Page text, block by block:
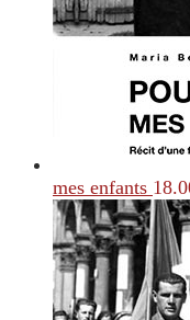
mes enfants